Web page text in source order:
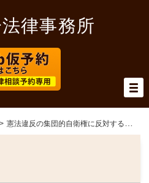
律事務所
憲法違反の集団的自衛権に反対する市民集会